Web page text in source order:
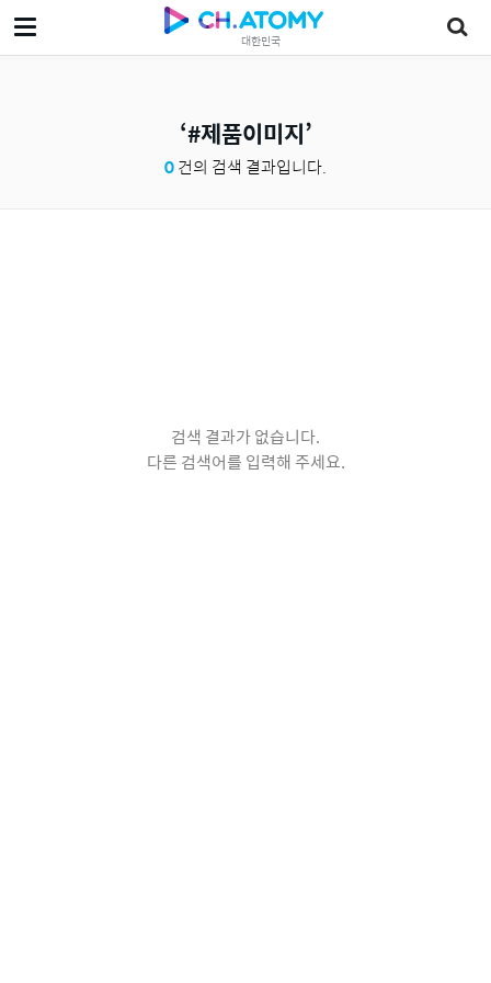
대한민국
#제품이미지
0건의 검색 결과입니다.
검색 결과가 없습니다.
다른 검색어를 입력해 주세요.